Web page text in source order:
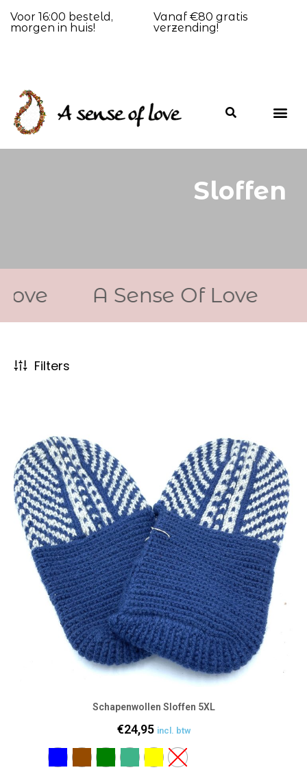
Voor 16:00 besteld,
morgen in huis!
Vanaf €80 gratis
verzending!
Sloffen
A Sense Of Love
Filters
Schapenwollen Sloffen 5XL
€24,95 incl. btw